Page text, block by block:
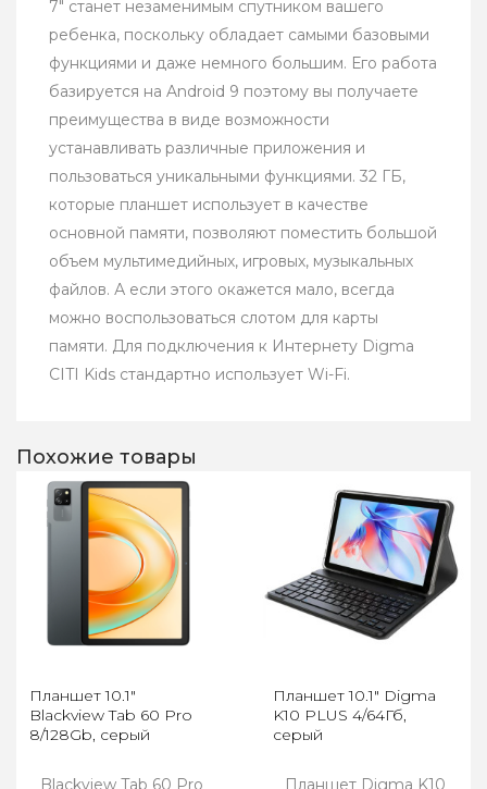
7" станет незаменимым спутником вашего
ребенка, поскольку обладает самыми базовыми
функциями и даже немного большим. Его работа
базируется на Android 9 поэтому вы получаете
преимущества в виде возможности
устанавливать различные приложения и
пользоваться уникальными функциями. 32 ГБ,
которые планшет использует в качестве
основной памяти, позволяют поместить большой
объем мультимедийных, игровых, музыкальных
файлов. А если этого окажется мало, всегда
можно воспользоваться слотом для карты
памяти. Для подключения к Интернету Digma
CITI Kids стандартно использует Wi-Fi.
Похожие товары
Планшет 10.1"
Blackview Tab 60 Pro
8/128Gb, серый
Blackview Tab 60 Pro
Планшет 10.1" Digma
K10 PLUS 4/64Гб,
серый
Планшет Digma K10